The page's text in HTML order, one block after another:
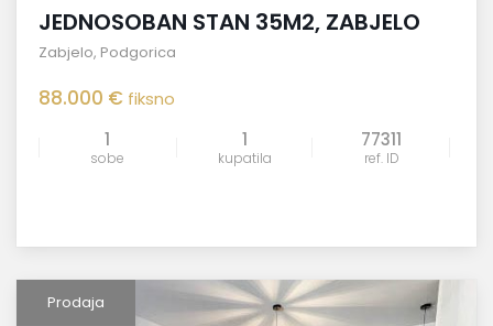
JEDNOSOBAN STAN 35M2, ZABJELO
Zabjelo, Podgorica
88.000 € fiksno
1
sobe
1
kupatila
77311
ref. ID
Prodaja